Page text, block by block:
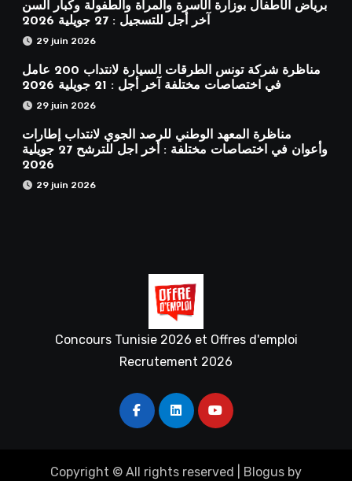
برياض الأطفال بوزارة الأسرة والمرأة والطفولة وكبار السن
آخر أجل للتسجيل : 27 جويلية 2026
29 juin 2026
مناظرة شركة تونس الطرقات السيارة لانتداب 200 عامل
في اختصاصات مختلفة آخر أجل : 21 جويلية 2026
29 juin 2026
مناظرة المعهد الوطني للرصد الجوي لانتداب إطارات
وأعوان في اختصاصات مختلفة : أخر اجل للترشح 27 جويلية
2026
29 juin 2026
Concours Tunisie 2026 et Offres d'emploi
Recrutement 2026
Copyright © All rights reserved Blogus by